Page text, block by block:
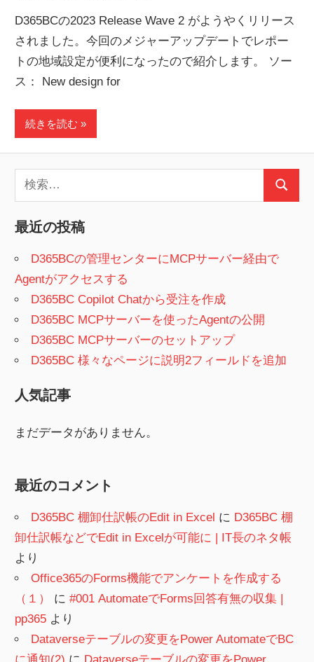
D365BCの2023 Release Wave 2 がようやくリリース
されました。今回のメジャーアップデートでレポー
トの地域設定が便利になったので紹介します。 ソー
ス： New design for
続きを読む
索:
検
最近の投稿
D365BCの管理センターにMCPサーバー経由で
Agentがアクセスする
D365BC Copilot Chatから受注を作成
D365BC MCPサーバーを使ったAgentの公開
D365BC MCPサーバーのセットアップ
D365BC 様々なページに説明2フィールドを追加
人気記事
まだデータがありません。
最近のコメント
D365BC 棚卸仕訳帳のEdit in Excel に D365BC 棚
卸仕訳帳などでEdit in Excelが可能に | IT長のネタ帳
より
Office365のForms機能でアンケートを作成する
（１）
に#001 AutomateでForms回答有無の収集 |
pp365 より
Dataverseテーブルの変更をPower AutomateでBC